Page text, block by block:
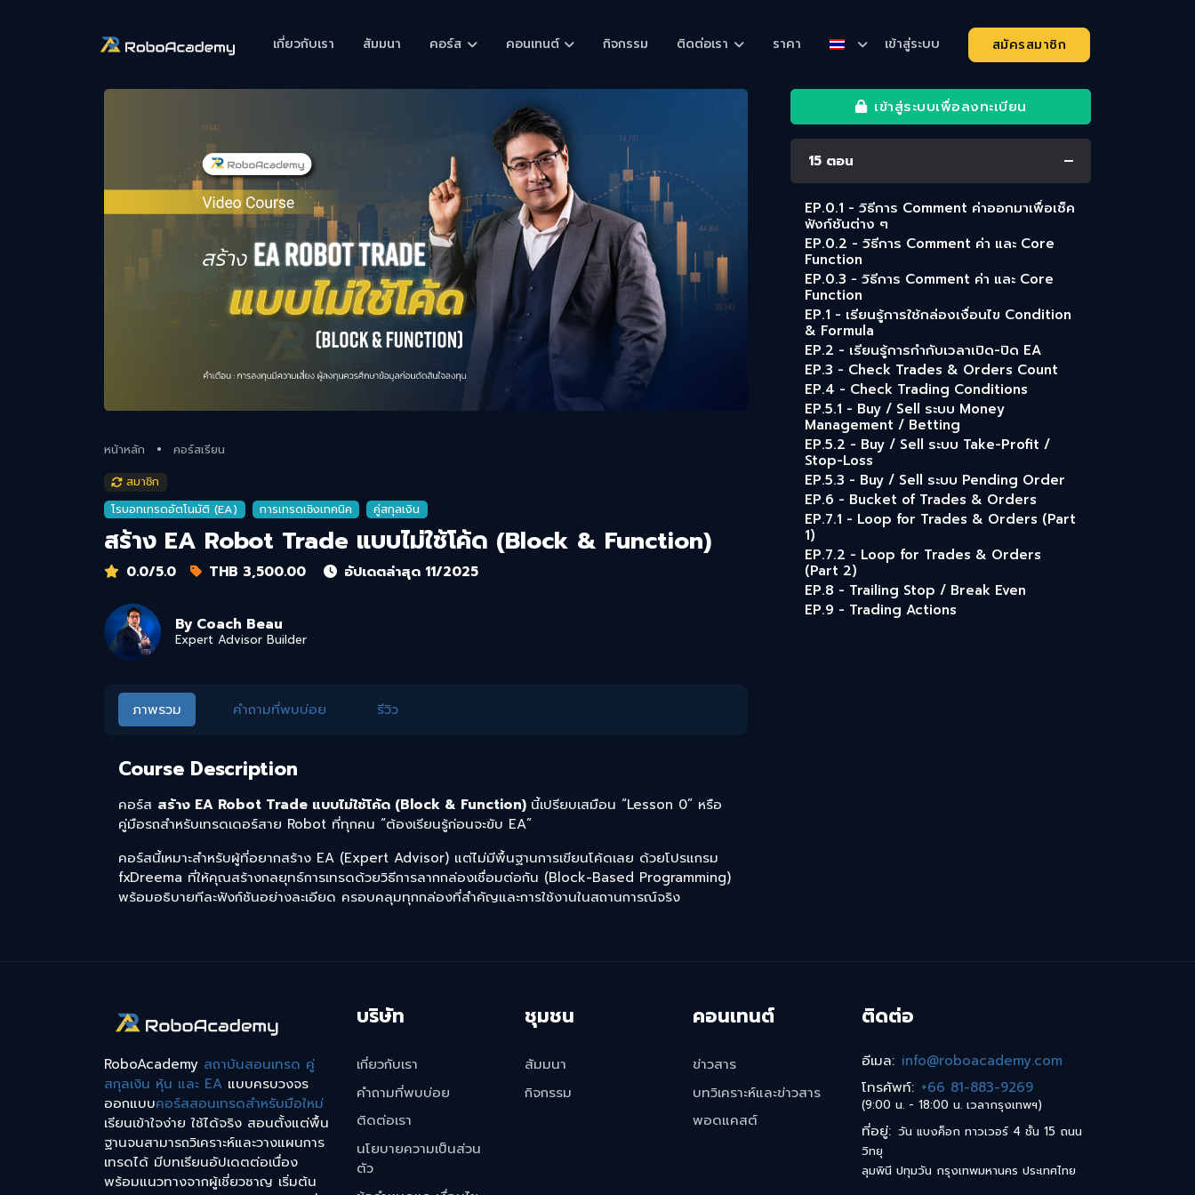
เกี่ยวกับเรา สัมมนา คอร์ส คอนเทนต์ กิจกรรม ติดต่อเรา ราคา เข้าสู่ระบบ สมัครสมาชิก
หน้าหลัก
คอร์สเรียน
สมาชิก
โรบอทเทรดอัตโนมัติ (EA)
การเทรดเชิงเทคนิค คู่สกุลเงิน
สร้าง EA Robot Trade แบบไม่ใช้โค้ด (Block & Function)
0.0/5.0 THB 3,500.00 อัปเดตล่าสุด 11/2025
By Coach Beau
Expert Advisor Builder
ภาพรวม คำถามที่พบบ่อย รีวิว
Course Description
คอร์ส สร้าง EA Robot Trade แบบไม่ใช้โค้ด (Block & Function) นี้เปรียบเสมือน “Lesson 0” หรือ
คู่มือรถสำหรับเทรดเดอร์สาย Robot ที่ทุกคน “ต้องเรียนรู้ก่อนจะขับ EA”
คอร์สนี้เหมาะสำหรับผู้ที่อยากสร้าง EA (Expert Advisor) แต่ไม่มีพื้นฐานการเขียนโค้ดเลย ด้วยโปรแกรม
fxDreema ที่ให้คุณสร้างกลยุทธ์การเทรดด้วยวิธีการลากกล่องเชื่อมต่อกัน (Block-Based Programming)
พร้อมอธิบายทีละฟังก์ชันอย่างละเอียด ครอบคลุมทุกกล่องที่สำคัญและการใช้งานในสถานการณ์จริง
เข้าสู่ระบบเพื่อลงทะเบียน
15 ตอน
EP.0.1 - วิธีการ Comment ค่าออกมาเพื่อเช็ค
ฟังก์ชันต่าง ๆ
EP.0.2 - วิธีการ Comment ค่า และ Core
Function
EP.0.3 - วิธีการ Comment ค่า และ Core
Function
EP.1 - เรียนรู้การใช้กล่องเงื่อนไข Condition
& Formula
EP.2 - เรียนรู้การกำกับเวลาเปิด-ปิด EA
EP.3 - Check Trades & Orders Count
EP.4 - Check Trading Conditions
EP.5.1 - Buy / Sell ระบบ Money
Management / Betting
EP.5.2 - Buy / Sell ระบบ Take-Profit /
Stop-Loss
EP.5.3 - Buy / Sell ระบบ Pending Order
EP.6 - Bucket of Trades & Orders
EP.7.1 - Loop for Trades & Orders (Part
1)
EP.7.2 - Loop for Trades & Orders
(Part 2)
EP.8 - Trailing Stop / Break Even
EP.9 - Trading Actions
RoboAcademy สถาบันสอนเทรด คู่
สกุลเงิน หุ้น และ EA แบบครบวงจร
ออกแบบคอร์สสอนเทรดสำหรับมือใหม่
เรียนเข้าใจง่าย ใช้ได้จริง สอนตั้งแต่พื้น
ฐานจนสามารถวิเคราะห์และวางแผนการ
เทรดได้ มีบทเรียนอัปเดตต่อเนื่อง
พร้อมแนวทางจากผู้เชี่ยวชาญ เริ่มต้น
บริษัท
เกี่ยวกับเรา
คำถามที่พบบ่อย
ติดต่อเรา
นโยบายความเป็นส่วน
ตัว
ชุมชน
สัมมนา
กิจกรรม
คอนเทนต์
ข่าวสาร
บทวิเคราะห์และข่าวสาร
พอดแคสต์
ติดต่อ
อีเมล: info@roboacademy.com
โทรศัพท์: +66 81-883-9269
(9:00 น. - 18:00 น. เวลากรุงเทพฯ)
ที่อยู่: วัน แบงค็อก ทาวเวอร์ 4 ชั้น 15 ถนน
วิทยุ
ลุมพินี ปทุมวัน กรุงเทพมหานคร ประเทศไทย